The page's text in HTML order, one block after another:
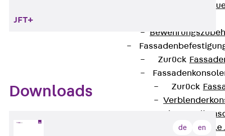
Zurück
Zurück
Winkelkonsole
JFT+
Downloads
de en